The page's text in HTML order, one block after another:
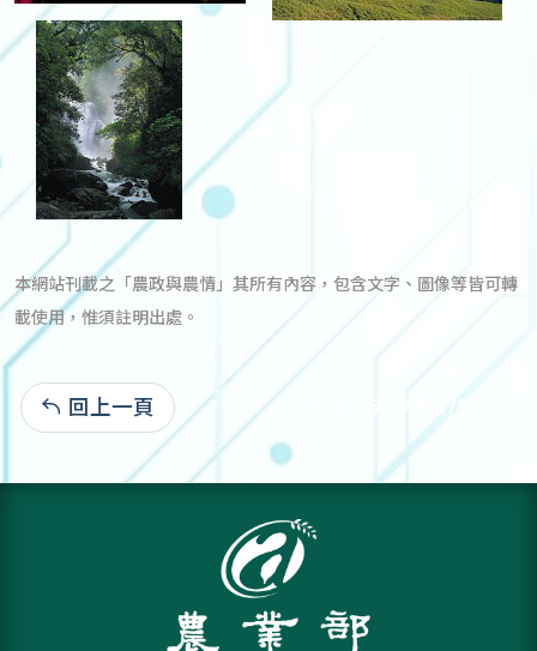
本網站刊載之「農政與農情」其所有內容，包含文字、圖像等皆可轉
載使用，惟須註明出處。
回上一頁 100-05-17:9,575